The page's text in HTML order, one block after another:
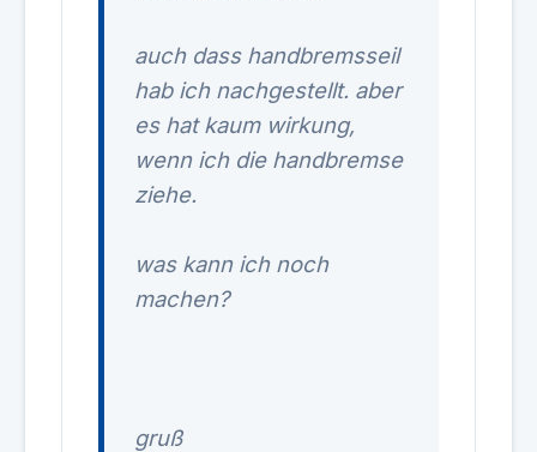
auch dass handbremsseil
hab ich nachgestellt. aber
es hat kaum wirkung,
wenn ich die handbremse
ziehe.
was kann ich noch
machen?
gruß